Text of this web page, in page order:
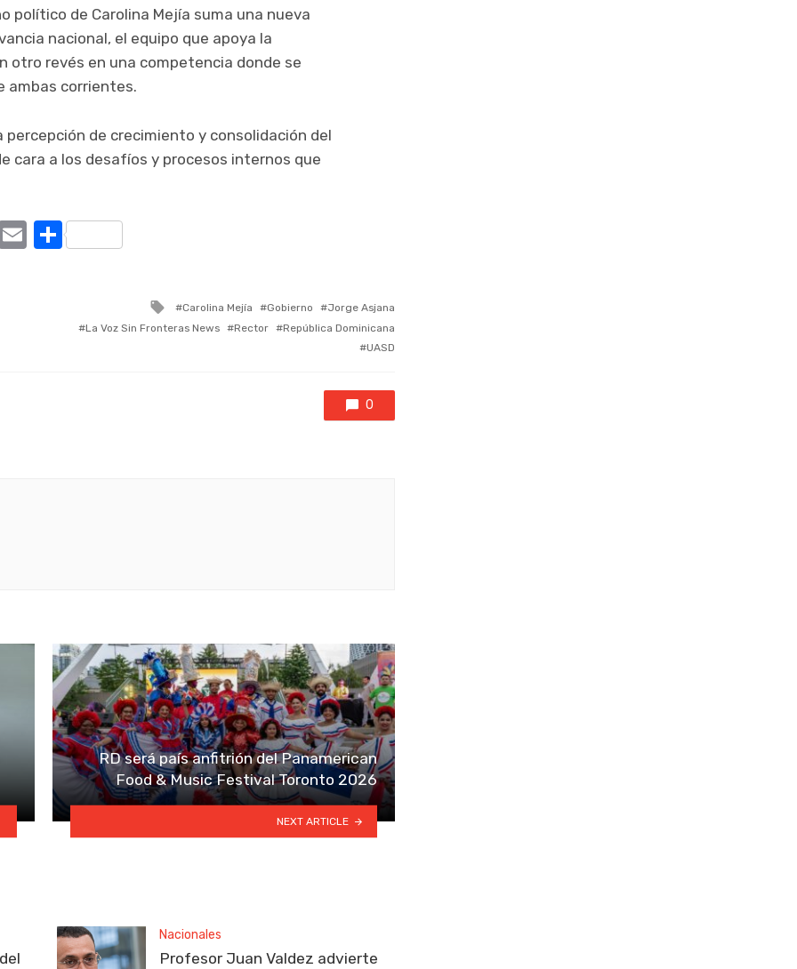
político de Carolina Mejía suma una nueva
nacional, el equipo que apoya la
otro revés en una competencia donde se
ambas corrientes.
de crecimiento y consolidación del
cara a los desafíos y procesos internos que
EmailCompartir
Tagged
with
Carolina Mejía Gobierno
Jorge Asjana
La Voz Sin Fronteras News
Rector
República Dominicana
UASD
0
RD será país anfitrión del Panamerican
Food & Music Festival Toronto 2026
NEXT ARTICLE
Nacionales
Profesor Juan Valdez advierte